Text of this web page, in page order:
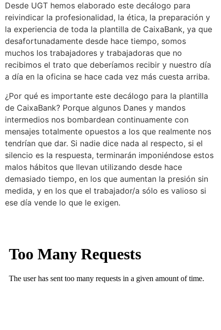
Desde UGT hemos elaborado este decálogo para
reivindicar la profesionalidad, la ética, la preparación y
la experiencia de toda la plantilla de CaixaBank, ya que
desafortunadamente desde hace tiempo, somos
muchos los trabajadores y trabajadoras que no
recibimos el trato que deberíamos recibir y nuestro día
a día en la oficina se hace cada vez más cuesta arriba.
¿Por qué es importante este decálogo para la plantilla
de CaixaBank? Porque algunos Danes y mandos
intermedios nos bombardean continuamente con
mensajes totalmente opuestos a los que realmente nos
tendrían que dar. Si nadie dice nada al respecto, si el
silencio es la respuesta, terminarán imponiéndose estos
malos hábitos que llevan utilizando desde hace
demasiado tiempo, en los que aumentan la presión sin
medida, y en los que el trabajador/a sólo es valioso si
ese día vende lo que le exigen.